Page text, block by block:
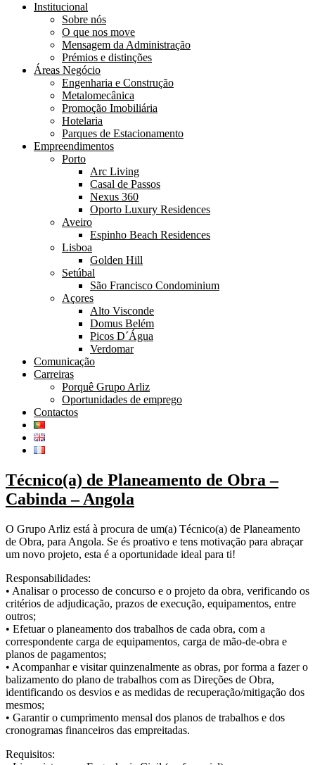
Institucional
Sobre nós
O que nos move
Mensagem da Administração
Prémios e distinções
Áreas Negócio
Engenharia e Construção
Metalomecânica
Promoção Imobiliária
Hotelaria
Parques de Estacionamento
Empreendimentos
Porto
Arc Living
Casal de Passos
Nexus 360
Oporto Luxury Residences
Aveiro
Espinho Beach Residences
Lisboa
Golden Hill
Setúbal
São Francisco Condominium
Açores
Alto Visconde
Domus Belém
Picos D´Água
Verdomar
Comunicação
Carreiras
Porquê Grupo Arliz
Oportunidades de emprego
Contactos
Técnico(a) de Planeamento de Obra –
Cabinda – Angola
O Grupo Arliz está à procura de um(a) Técnico(a) de Planeamento
de Obra, para Angola. Se és proativo e tens motivação para abraçar
um novo projeto, esta é a oportunidade ideal para ti!
Responsabilidades:
• Analisar o processo de concurso e o projeto da obra, verificando os
critérios de adjudicação, prazos de execução, equipamentos, entre
outros;
• Efetuar o planeamento dos trabalhos de cada obra, com a
correspondente carga de equipamentos, carga de mão-de-obra e
planos de pagamentos;
• Acompanhar e visitar quinzenalmente as obras, por forma a fazer o
balizamento do plano de trabalhos com as Direções de Obra,
identificando os desvios e as medidas de recuperação/mitigação dos
mesmos;
• Garantir o cumprimento mensal dos planos de trabalhos e dos
cronogramas financeiros das empreitadas.
Requisitos: